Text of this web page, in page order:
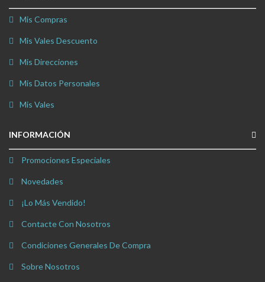
Mis Compras
Mis Vales Descuento
Mis Direcciones
Mis Datos Personales
Mis Vales
INFORMACIÓN
Promociones Especiales
Novedades
¡Lo Más Vendido!
Contacte Con Nosotros
Condiciones Generales De Compra
Sobre Nosotros